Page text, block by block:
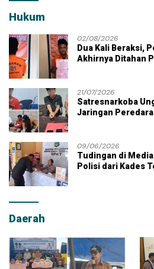
Hukum
02/08/2026
Dua Kali Beraksi,
Akhirnya Ditahan
21/07/2026
Satresnarkoba
Jaringan
09/06/2026
Tudingan di
Polisi dari Kades
Daerah